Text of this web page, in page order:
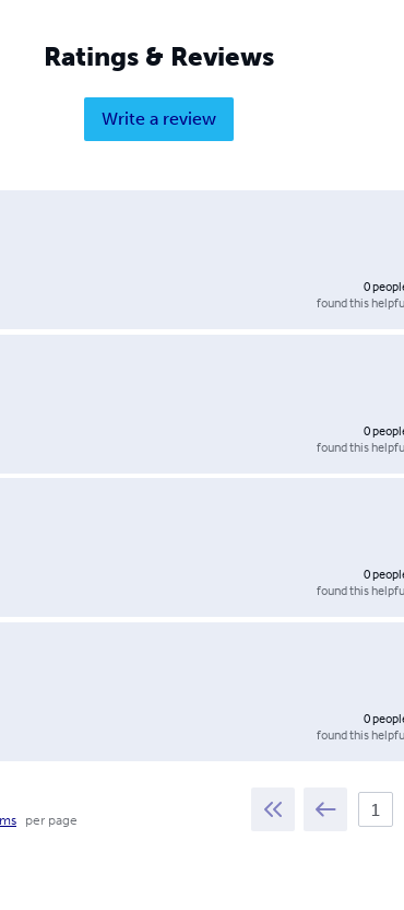
Ratings & Reviews
Write a review
0
found this
0
found this
0
found this
0
found this
per page